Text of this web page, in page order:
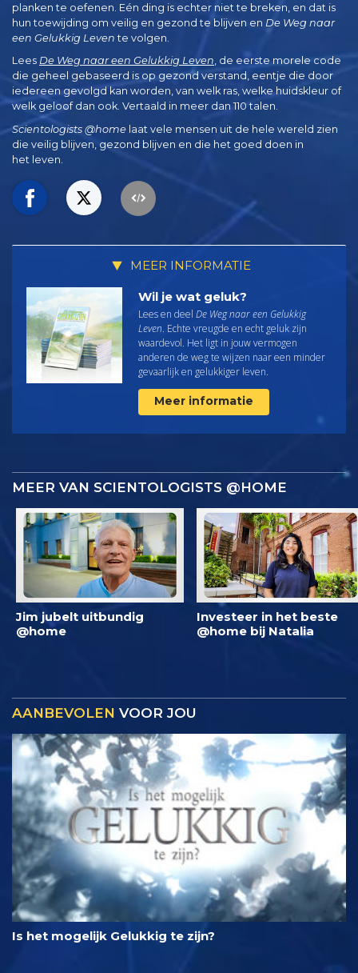
planken te oefenen. Eén ding is echter niet te breken, en dat is
hun toewijding om veilig en gezond te blijven en De Weg naar
een Gelukkig Leven te volgen.
Lees De Weg naar een Gelukkig Leven, de eerste morele code
die geheel gebaseerd is op gezond verstand, eentje die door
iedereen gevolgd kan worden, van welk ras, welke huidskleur of
welk geloof dan ook. Vertaald in meer dan 110 talen.
Scientologists @home laat vele mensen uit de hele wereld zien
die veilig blijven, gezond blijven en die het goed doen in
het leven.
MEER INFORMATIE
Wil je wat geluk?
Lees en deel De Weg naar een Gelukkig
Leven. Echte vreugde en echt geluk zijn
waardevol. Het ligt in jouw vermogen
anderen de weg te wijzen naar een minder
gevaarlijk en gelukkiger leven.
Meer informatie
MEER VAN SCIENTOLOGISTS @HOME
Jim jubelt uitbundig
@home
Investeer in het beste
@home bij Natalia
AANBEVOLEN VOOR JOU
Is het mogelijk Gelukkig te zijn?